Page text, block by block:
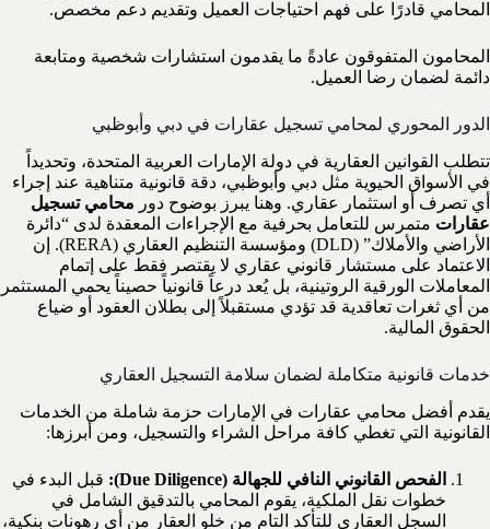
المحامي قادرًا على فهم احتياجات العميل وتقديم دعم مخصص.
المحامون المتفوقون عادةً ما يقدمون استشارات شخصية ومتابعة
دائمة لضمان رضا العميل.
الدور المحوري لمحامي تسجيل عقارات في دبي وأبوظبي
تتطلب القوانين العقارية في دولة الإمارات العربية المتحدة، وتحديداً
في الأسواق الحيوية مثل دبي وأبوظبي، دقة قانونية متناهية عند إجراء
أي تصرف أو استثمار عقاري. وهنا يبرز بوضوح دور محامي تسجيل
عقارات متمرس للتعامل بحرفية مع الإجراءات المعقدة لدى “دائرة
الأراضي والأملاك” (DLD) ومؤسسة التنظيم العقاري (RERA). إن
الاعتماد على مستشار قانوني عقاري لا يقتصر فقط على إتمام
المعاملات الورقية الروتينية، بل يُعد درعاً قانونياً حصيناً يحمي المستثمر
من أي ثغرات تعاقدية قد تؤدي مستقبلاً إلى بطلان العقود أو ضياع
الحقوق المالية.
خدمات قانونية متكاملة لضمان سلامة التسجيل العقاري
يقدم أفضل محامي عقارات في الإمارات حزمة شاملة من الخدمات
القانونية التي تغطي كافة مراحل الشراء والتسجيل، ومن أبرزها:
الفحص القانوني النافي للجهالة (Due Diligence):
قبل البدء في
خطوات نقل الملكية، يقوم المحامي بالتدقيق الشامل في
السجل العقاري للتأكد التام من خلو العقار من أي رهونات بنكية،